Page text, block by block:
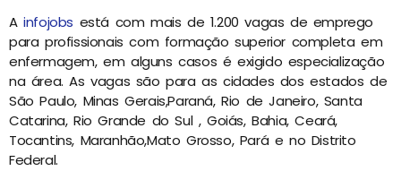
Ainfojobs está com mais de 1.200 vagas de emprego
para profissionais com formação superior completa em
enfermagem, em alguns casos é exigido especialização
na área. As vagas são para as cidades dos estados de
São Paulo, Minas Gerais,Paraná, Rio de Janeiro, Santa
Catarina, Rio Grande do Sul , Goiás, Bahia, Ceará,
Tocantins, Maranhão,Mato Grosso, Pará e no Distrito
Federal.